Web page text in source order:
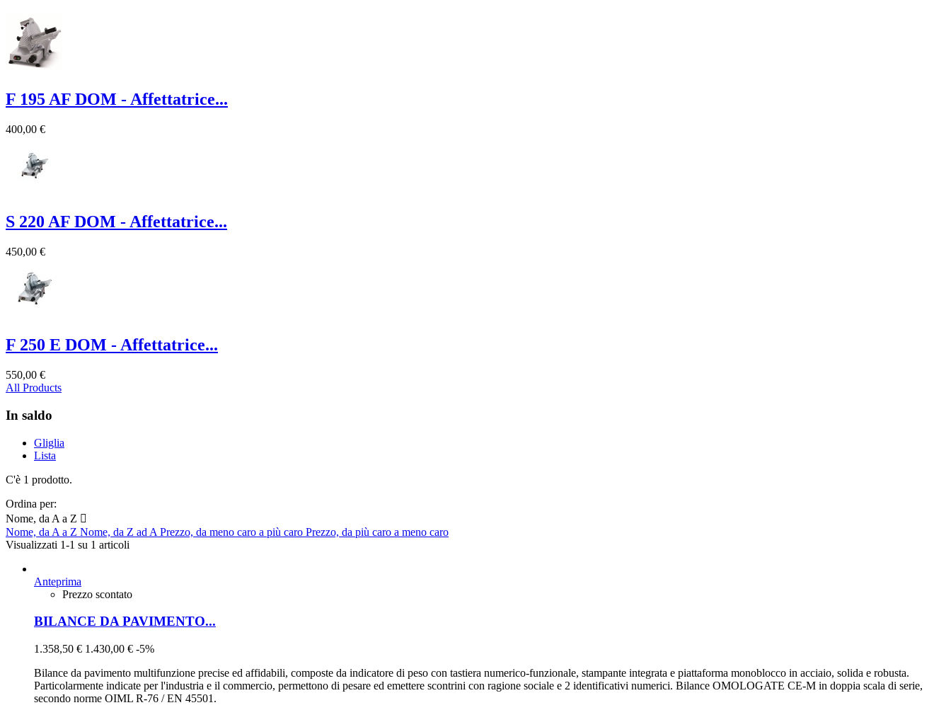
F 195 AF DOM - Affettatrice...
400,00 €
S 220 AF DOM - Affettatrice...
450,00 €
F 250 E DOM - Affettatrice...
550,00 €
All Products
In saldo
Gliglia
Lista
C'è 1 prodotto.
Ordina per:
Nome, da A a Z 
Nome, da A a Z Nome, da Z ad A Prezzo, da meno caro a più caro Prezzo, da più caro a meno caro
Visualizzati 1-1 su 1 articoli
Anteprima
Prezzo scontato
BILANCE DA PAVIMENTO...
1.358,50 € 1.430,00 € -5%
Bilance da pavimento multifunzione precise ed affidabili, composte da indicatore di peso con tastiera numerico-funzionale, stampante integrata e piattaforma monoblocco in acciaio, solida e robusta.
Particolarmente indicate per l'industria e il commercio, permettono di pesare ed emettere scontrini con ragione sociale e 2 identificativi numerici. Bilance OMOLOGATE CE-M in doppia scala di serie,
secondo norme OIML R-76 / EN 45501.